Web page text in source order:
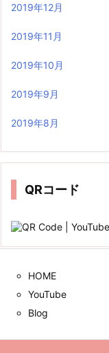
2019年12月
2019年11月
2019年10月
2019年9月
2019年8月
QRコード
HOME
YouTube
Blog